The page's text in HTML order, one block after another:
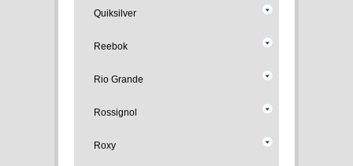
Quiksilver
Reebok
Rio Grande
Rossignol
Roxy